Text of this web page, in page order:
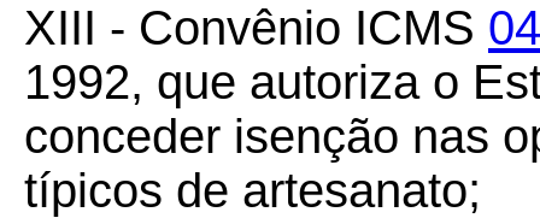
XIII - Convênio ICMS
1992, que autoriza o
conceder isenção nas
típicos de artesanato;